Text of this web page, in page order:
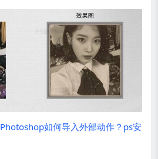
Photoshop如何导入外部动作？ps安